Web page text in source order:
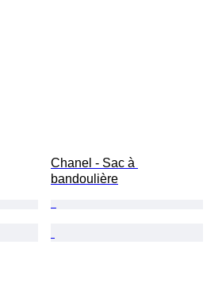
Chanel - Sac à
bandoulière